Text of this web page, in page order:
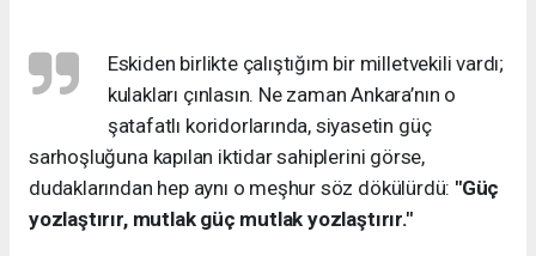
Eskiden birlikte çalıştığım bir milletvekili vardı;
kulakları çınlasın. Ne zaman Ankara’nın o
şatafatlı koridorlarında, siyasetin güç
sarhoşluğuna kapılan iktidar sahiplerini görse,
dudaklarından hep aynı o meşhur söz dökülürdü: "Güç
yozlaştırır, mutlak güç mutlak yozlaştırır."